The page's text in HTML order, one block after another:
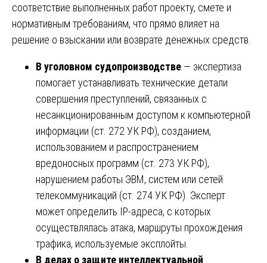
соответствие выполненных работ проекту, смете и
нормативным требованиям, что прямо влияет на
решение о взыскании или возврате денежных средств.
В уголовном судопроизводстве — экспертиза
помогает устанавливать технические детали
совершения преступлений, связанных с
несанкционированным доступом к компьютерной
информации (ст. 272 УК РФ), созданием,
использованием и распространением
вредоносных программ (ст. 273 УК РФ),
нарушением работы ЭВМ, систем или сетей
телекоммуникаций (ст. 274 УК РФ). Эксперт
может определить IP-адреса, с которых
осуществлялась атака, маршруты прохождения
трафика, используемые эксплойты.
В делах о защите интеллектуальной